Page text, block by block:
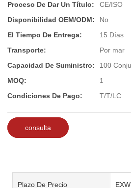
Proceso De Dar Un Título:
CE/ISO
Disponibilidad OEM/ODM:
No
El Tiempo De Entrega:
15 Días
Transporte:
Por mar
Capacidad De Suministro:
100
MOQ:
1
Condiciones De Pago:
T/T/LC
consulta
Plazo De Precio